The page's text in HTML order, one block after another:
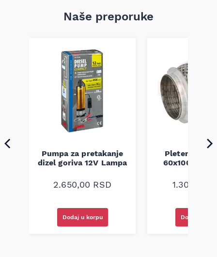
Naše preporuke
Pumpa za pretakanje
dizel goriva 12V Lampa
2.650,00 RSD
Dodaj u korpu
Pletenica
60x100
1.300,00
Dodaj u